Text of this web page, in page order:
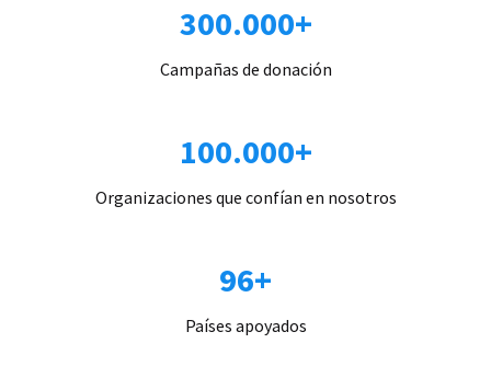
300.000+
Campañas de donación
100.000+
Organizaciones que confían en nosotros
96+
Países apoyados